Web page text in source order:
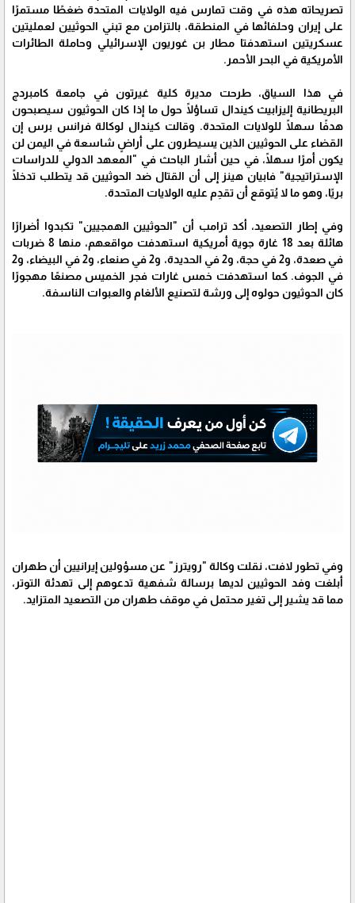
تصريحاته هذه في وقت تمارس فيه الولايات المتحدة ضغطًا مستمرًا
على إيران وحلفائها في المنطقة، بالتزامن مع تبني الحوثيين لعمليتين
عسكريتين استهدفتا مطار بن غوريون الإسرائيلي وحاملة الطائرات
الأمريكية في البحر الأحمر.
في هذا السياق، طرحت مديرة كلية غيرتون في جامعة كامبردج
البريطانية إليزابيث كيندال تساؤلًا حول ما إذا كان الحوثيون سيصبحون
هدفًا سهلًا للولايات المتحدة. وقالت كيندال لوكالة فرانس برس إن
القضاء على الحوثيين الذين يسيطرون على أراضٍ شاسعة في اليمن لن
يكون أمرًا سهلًا، في حين أشار الباحث في "المعهد الدولي للدراسات
الإستراتيجية" فابيان هينز إلى أن القتال ضد الحوثيين قد يتطلب تدخلًا
بريًا، وهو ما لا يُتوقع أن تقدِم عليه الولايات المتحدة.
وفي إطار التصعيد، أكد ترامب أن "الحوثيين الهمجيين" تكبدوا أضرارًا
هائلة بعد 18 غارة جوية أمريكية استهدفت مواقعهم، منها 8 ضربات
في صعدة، و2 في حجة، و2 في الحديدة، و2 في صنعاء، و2 في البيضاء، و2
في الجوف. كما استهدفت خمس غارات فجر الخميس مصنعًا مهجورًا
كان الحوثيون حولوه إلى ورشة لتصنيع الألغام والعبوات الناسفة.
وفي تطور لافت، نقلت وكالة "رويترز" عن مسؤولين إيرانيين أن طهران
أبلغت وفد الحوثيين لديها برسالة شفهية تدعوهم إلى تهدئة التوتر،
مما قد يشير إلى تغير محتمل في موقف طهران من التصعيد المتزايد.